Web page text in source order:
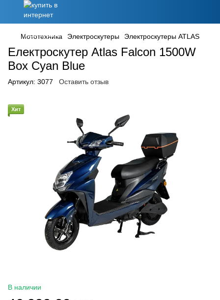
Мототехника Электроскутеры Электроскутеры ATLAS
Електроскутер Atlas Falcon 1500W
Box Cyan Blue
Артикул: 3077 Оставить отзыв
Хит
В наличии